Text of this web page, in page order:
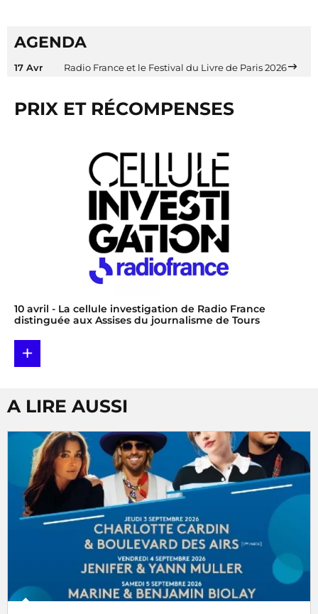
AGENDA
17 Avr Radio France et le Festival du Livre de Paris 2026
PRIX ET RÉCOMPENSES
10 avril - La cellule investigation de Radio France
distinguée aux Assises du journalisme de Tours
+
A LIRE AUSSI